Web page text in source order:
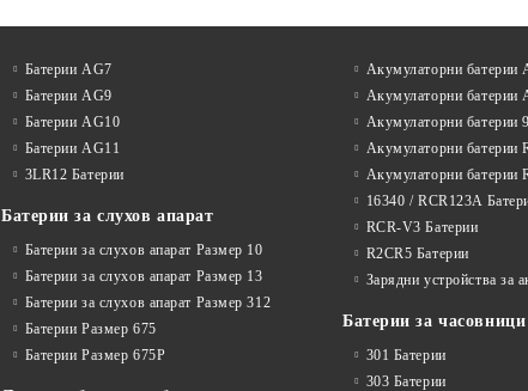
Батерии AG7
Батерии AG9
Батерии AG10
Батерии AG11
3LR12 Батерии
Батерии за слухов апарат
Батерии за слухов апарат Размер 10
Батерии за слухов апарат Размер 13
Батерии за слухов апарат Размер 312
Батерии Размер 675
Батерии Размер 675P
Акумулаторни батерии
Акумулаторни батерии
Акумулаторни батерии
Акумулаторни батерии
Акумулаторни батерии
16340 / RCR123A
RCR-V3 Батерии
R2CR5 Батерии
Зарядни устройства за
Батерии за часовници
301 Батерии
303 Батерии